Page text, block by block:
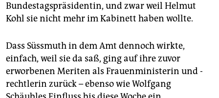
Bundestagspräsidentin, und zwar weil Helmut
Kohl sie nicht mehr im Kabinett haben wollte.
Dass Süssmuth in dem Amt dennoch wirkte,
einfach, weil sie da saß, ging auf ihre zuvor
erworbenen Meriten als Frauenministerin und -
rechtlerin zurück – ebenso wie Wolfgang